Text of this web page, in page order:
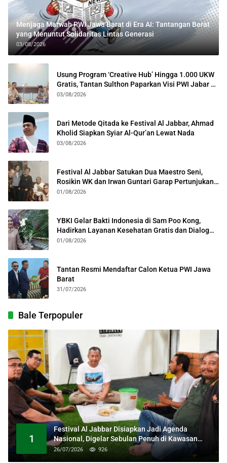
Menjaga Marwah PWI Jawa Barat di Era AI: Tantangan Berat
yang Menuntut Solidaritas Lintas Generasi
03/08/2026
Usung Program ‘Creative Hub’ Hingga 1.000 UKW
Gratis, Tantan Sulthon Paparkan Visi PWI Jabar di
Kota Bogor
03/08/2026
Dari Metode Qitada ke Festival Al Jabbar, Ahmad
Kholid Siapkan Syiar Al-Qur’an Lewat Nada
03/08/2026
Festival Al Jabbar Satukan Dua Maestro Seni,
Rosikin WK dan Irwan Guntari Garap Pertunjukan
Kolosal
01/08/2026
YBKI Gelar Bakti Indonesia di Sam Poo Kong,
Hadirkan Layanan Kesehatan Gratis dan Dialog
Kebangsaan
01/08/2026
Tantan Resmi Mendaftar Calon Ketua PWI Jawa
Barat
31/07/2026
Bale Terpopuler
1
Festival Al Jabbar Disiapkan Jadi Agenda
Nasional, Digelar Sebulan Penuh di Kawasan
Masjid Raya Al Jabbar
26/07/2026 926